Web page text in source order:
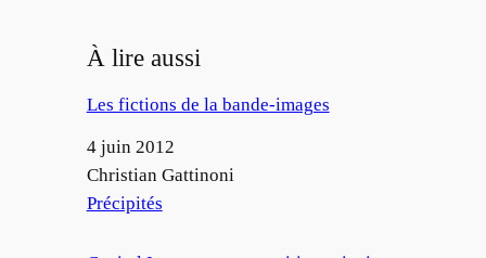
À lire aussi
Les fictions de la bande-images
Date
4 juin 2012
Auteur
Christian Gattinoni
Par rapport à
Précipités